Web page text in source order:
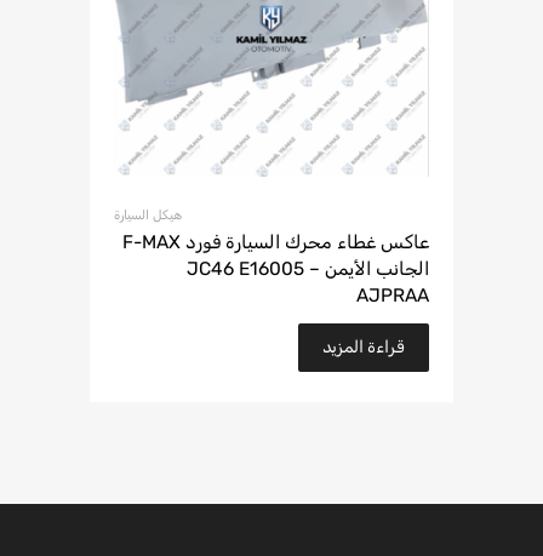
هيكل السيارة
عاكس غطاء محرك السيارة فورد F-MAX
الجانب الأيمن – JC46 E16005
AJPRAA
قراءة المزيد